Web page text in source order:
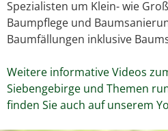
Spezialisten um Klein- wie
Baumpflege und
Baumfällungen inklusive
Weitere informative Videos
Siebengebirge und Themen
finden Sie auch auf unserem